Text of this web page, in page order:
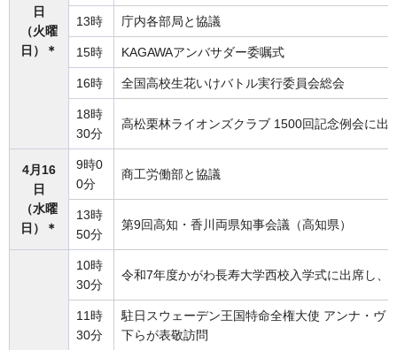
日
（火曜
日）＊
13時 庁内各部局と協議
15時 KAGAWAアンバサダー委嘱式
16時 全国高校生花いけバトル実行委員会総会
18時
30分
高松栗林ライオンズクラブ 1500回記念例会に出
4月16
日
（水曜
日）＊
9時0
0分
商工労働部と協議
13時
50分
第9回高知・香川両県知事会議（高知県）
10時
30分
令和7年度かがわ長寿大学西校入学式に出席し、
11時
30分
駐日スウェーデン王国特命全権大使 アンナ・ヴ
下らが表敬訪問